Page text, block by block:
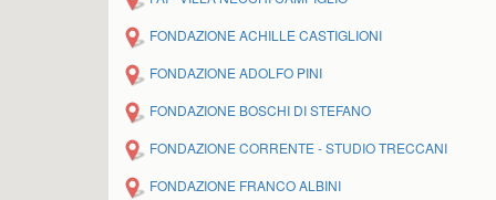
FONDAZIONE ACHILLE CASTIGLIONI
FONDAZIONE ADOLFO PINI
FONDAZIONE BOSCHI DI STEFANO
FONDAZIONE CORRENTE - STUDIO TRECCANI
FONDAZIONE FRANCO ALBINI